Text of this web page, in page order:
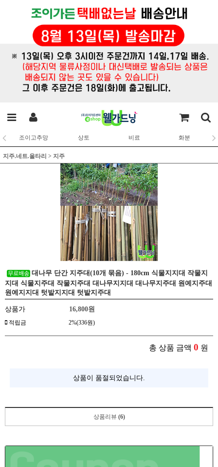
조이고추망 상토 비료 화분
지주.네트.울타리 > 지주
대나무 단간 지주대(10개 묶음) - 180cm 식물지지대 작물지
지대 식물지주대 작물지주대 대나무지지대 대나무지주대 원예지주대
원예지지대 텃밭지지대 텃밭지주대
상품가 16,800원
적립금 2%(336원)
총 상품 금액 0 원
상품이 품절되었습니다.
상품리뷰 (6)